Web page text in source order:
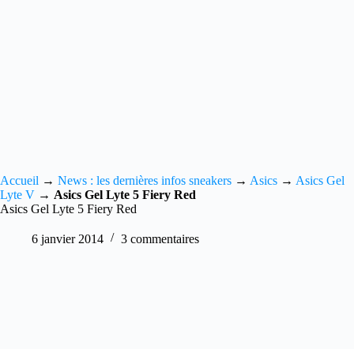
Accueil → News : les dernières infos sneakers → Asics → Asics Gel
Lyte V → Asics Gel Lyte 5 Fiery Red
Asics Gel Lyte 5 Fiery Red
6 janvier 2014 3 commentaires